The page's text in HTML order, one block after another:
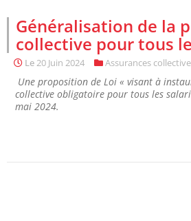
Généralisation de la
collective pour tous
Le20 Juin 2024 Assurances
Une proposition de Loi « visant à
collective obligatoire pour tous les
mai 2024.